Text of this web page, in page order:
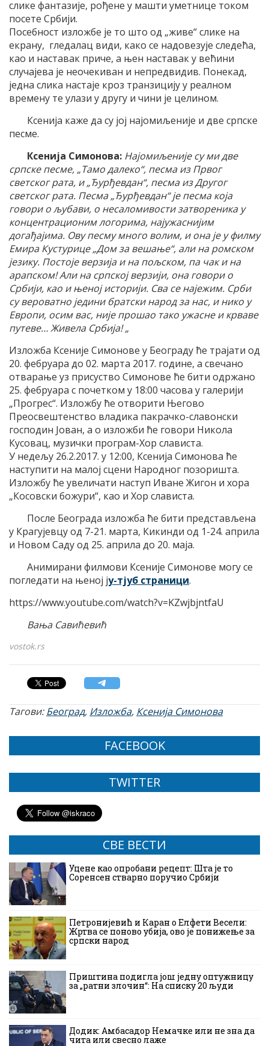
слике фантазије, рођене у машти уметнице током
посете Србији.
Посебност изложбе је то што од „живе“ слике на
екрану, гледалац види, како се надовезује следећа,
као и наставак приче, а њен наставак у већини
случајева је неочекиван и непредвидив. Понекад,
једна слика настаје кроз транзицију у реалном
времену те улази у другу и чини је целином.
Ксенија каже да су јој најомиљеније и две српске
песме.
Ксенија Симонова: Најомиљеније су ми две
српске песме, „Тамо далеко“, песма из Првог
светског рата, и „Ђурђевдан“, песма из Другог
светског рата. Песма„Ђурђевдан“ је песмакоја
говори о љубави, о несаломивости затвореника у
концентрационим логорима, најужаснијим
догађајима. Ову песму много волим, и она је у филму
Емира Кустурице „Дом за вешање“, али на ромском
језику. Постоје верзија и на пољском, па чак и на
арапском! Али на српској верзији, она говори о
Србији, као и њеној историји. Сва се најежим. Срби
су вероватно једини братски народ за нас, и нико у
Европи, осим вас, није прошао тако ужасне и крваве
путеве… Живела Србија! „
Изложба Ксеније Симонове у Београду ће трајати од
20. фебруара до 02. марта 2017. године, а свечано
отварање уз присуство Симонове ће бити одржано
25. фебруара с почетком у 18:00 часова у галерији
„Прогрес“. Изложбу ће отворити Његово
Преосвештенство владика пакрачко-славонски
господин Јован, а о изложби ће говори Никола
Кусовац, музички програм-Хор слависта.
У недељу 26.2.2017. у 12:00, Ксенија Симонова ће
наступити на малој сцени Народног позоришта.
Изложбу ће увеличати наступ Иване Жигон и хора
„Косовски божури“, као и Хор слависта.
После Београда изложба ће бити представљена
у Крагујевцу од 7-21. марта, Кикинди од 1-24. априла
и Новом Саду од 25. априла до 20. маја.
Анимирани филмови Ксеније Симонове могу се
погледати на њеној ју-тјуб страници.
https://www.youtube.com/watch?v=KZwjbjntfaU
Вања Савићевић
vostok.rs
Тагови:Београд, Изложба, Ксенија Симонова
FACEBOOK
TWITTER
СВЕ ВЕСТИ
Уцене као опробани рецепт: Шта је то
Соренсен стварно поручио Србији
Петронијевић и Каран о Елфети Весели:
Жртва се поново убија, ово је понижење за
српски народ
Приштина подигла још једну оптужницу
за „ратни злочин“: На списку 20 људи
Додик: Амбасадор Немачке или не зна да
чита или свесно лаже